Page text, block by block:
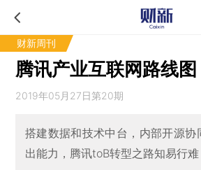
财新周刊
腾讯产业互联网路线图
2019年05月27日第20期
搭建数据和技术中台，内部开源协
出能力，腾讯toB转型之路知易行难